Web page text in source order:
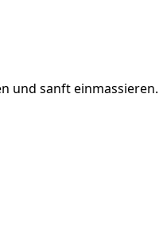
und sanft einmassieren.